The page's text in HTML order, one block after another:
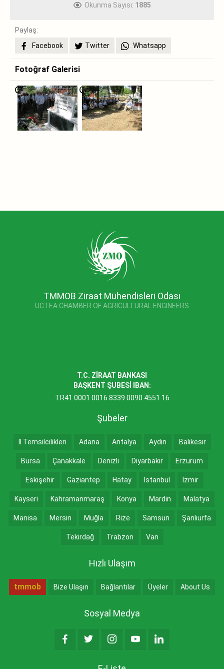
Okunma Sayısı: 1885
Paylaş:
Facebook
Twitter Whatsapp
Fotoğraf Galerisi
TMMOB Ziraat Mühendisleri Odası
UCTEA CHAMBER OF AGRICULTURAL ENGINEERS
T.C. ZİRAAT BANKASI
BAŞKENT ŞUBESİ IBAN:
TR41 0001 0016 8339 0090 4551 16
Şubeler
İl Temsilcilikleri Adana Antalya Aydın Balıkesir
Bursa Çanakkale Denizli Diyarbakır Erzurum
Eskişehir Gaziantep Hatay İstanbul İzmir
Kayseri Kahramanmaraş Konya Mardin Malatya
Manisa Mersin Muğla Rize Samsun Şanlıurfa
Tekirdağ Trabzon Van
Hızlı Ulaşım
tmmob Bize Ulaşın Bağlantılar Üyeler About Us
Sosyal Medya